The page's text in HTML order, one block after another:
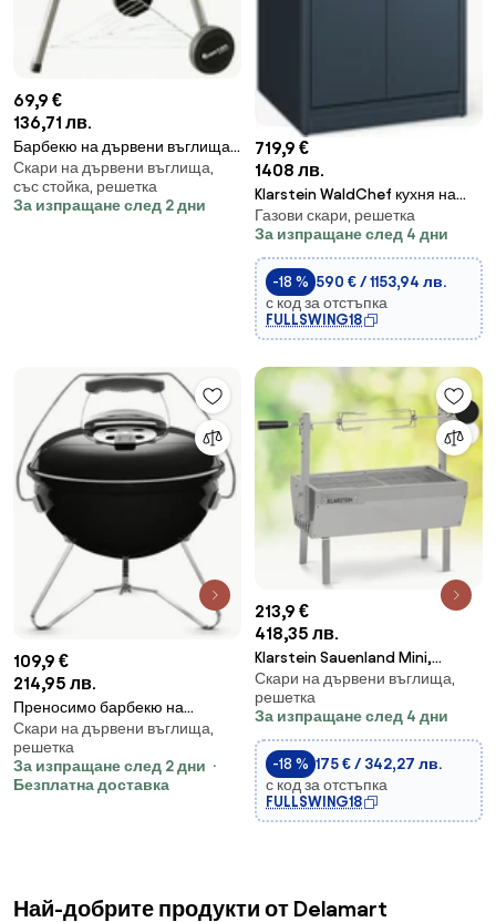
69,9 €
136,71 лв.
Барбекю на дървени въглища
MasterGrill MG910, 46 см,
Емайлирана стомана,
Пепелник, 2 Колела, Черен/
Скари на дървени въглища,
със стойка, решетка
За изпращане след 2 дни
719,9 €
1408 лв.
Klarstein WaldChef кухня на
открито | Газово барбекю | 4
горелки | 30 mbar | 12800 W |
Чугунена скара | Неръждаема
стомана
Газови скари, решетка
За изпращане след 4 дни
-18 % 590 € / 1153,94 лв.
с код за отстъпка
FULLSWING18
109,9 €
214,95 лв.
Преносимо барбекю на
въглища Weber 1121004 Smokey
Joe, 37cm, Емайлирана
стомана, Студена дръжка
Tuck-N-Carry, Черен
Скари на дървени въглища,
решетка
За изпращане след 2 дни
Безплатна доставка
213,9 €
418,35 лв.
Klarstein Sauenland Mini,
ротационен грил със шиш,
въртящ се шиш, 4 W, макс. 12 кг,
неръждаема стомана
Скари на дървени въглища,
решетка
За изпращане след 4 дни
-18 % 175 € / 342,27 лв.
с код за отстъпка
FULLSWING18
Най-добрите продукти от Delamart